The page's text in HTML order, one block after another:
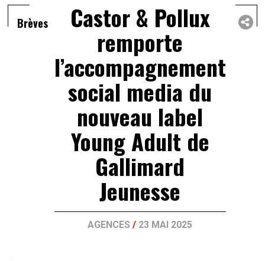
Brèves Castor & Pollux
remporte
l’accompagnement
social media du
nouveau label
Young Adult de
Gallimard
Jeunesse
AGENCES / 23 MAI 2025